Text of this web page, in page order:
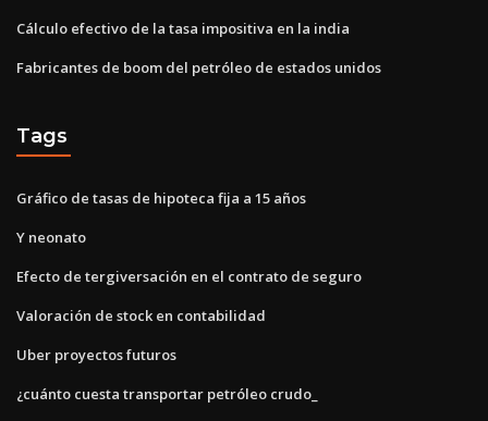
Cálculo efectivo de la tasa impositiva en la india
Fabricantes de boom del petróleo de estados unidos
Tags
Gráfico de tasas de hipoteca fija a 15 años
Y neonato
Efecto de tergiversación en el contrato de seguro
Valoración de stock en contabilidad
Uber proyectos futuros
¿cuánto cuesta transportar petróleo crudo_